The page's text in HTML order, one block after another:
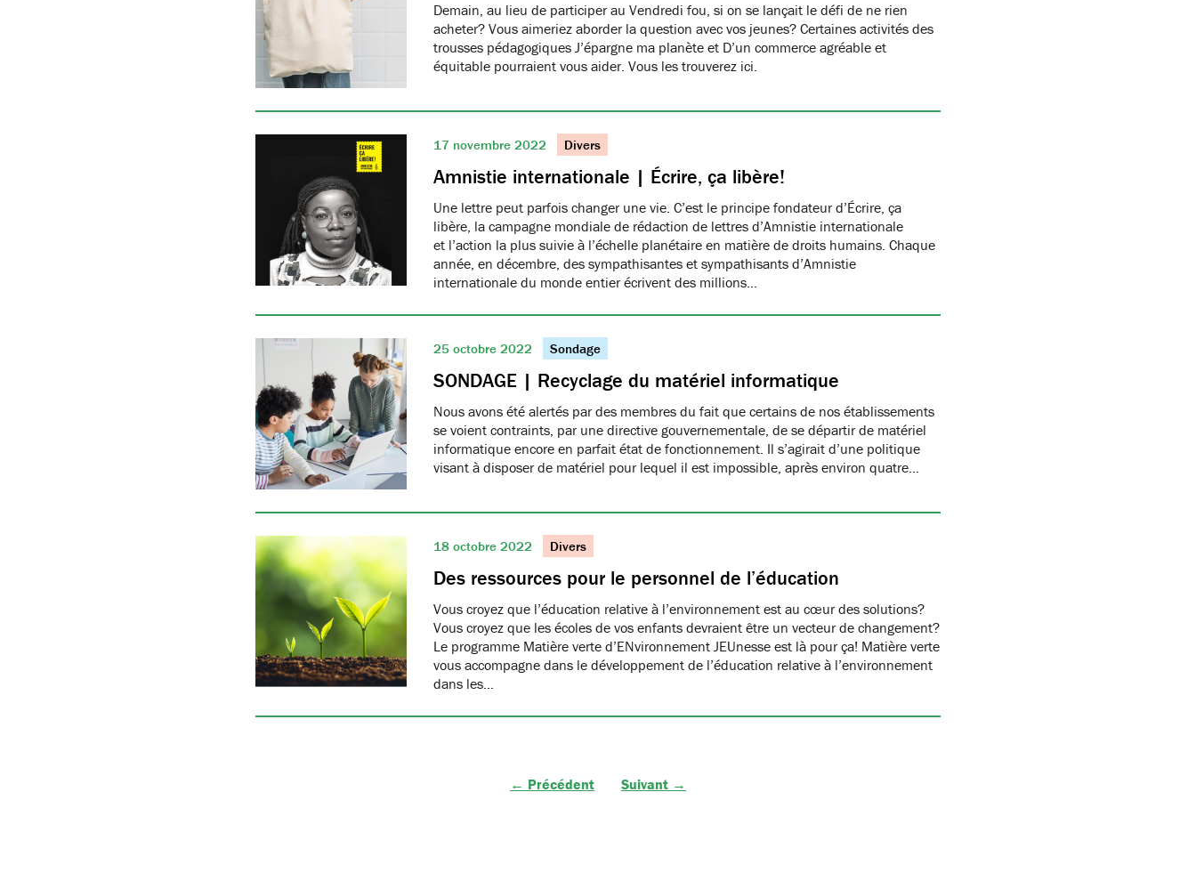
Demain, au lieu de participer au Vendredi fou, si on se lançait le défi de ne rien
acheter? Vous aimeriez aborder la question avec vos jeunes? Certaines activités des
trousses pédagogiques J’épargne ma planète et D’un commerce agréable et
équitable pourraient vous aider. Vous les trouverez ici.
17 novembre 2022 Divers
Amnistie internationale | Écrire, ça libère!
Une lettre peut parfois changer une vie. C’est le principe fondateur d’Écrire, ça
libère, la campagne mondiale de rédaction de lettres d’Amnistie internationale
et l’action la plus suivie à l’échelle planétaire en matière de droits humains. Chaque
année, en décembre, des sympathisantes et sympathisants d’Amnistie
internationale du monde entier écrivent des millions…
25 octobre 2022 Sondage
SONDAGE | Recyclage du matériel informatique
Nous avons été alertés par des membres du fait que certains de nos établissements
se voient contraints, par une directive gouvernementale, de se départir de matériel
informatique encore en parfait état de fonctionnement. Il s’agirait d’une politique
visant à disposer de matériel pour lequel il est impossible, après environ quatre…
18 octobre 2022 Divers
Des ressources pour le personnel de l’éducation
Vous croyez que l’éducation relative à l’environnement est au cœur des solutions?
Vous croyez que les écoles de vos enfants devraient être un vecteur de changement?
Le programme Matière verte d’ENvironnement JEUnesse est là pour ça! Matière verte
vous accompagne dans le développement de l’éducation relative à l’environnement
dans les…
← Précédent Suivant →